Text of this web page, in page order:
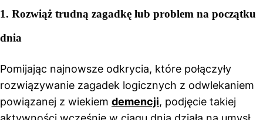
1. Rozwiąż trudną zagadkę lub problem na początku
dnia
Pomijając najnowsze odkrycia, które połączyły
rozwiązywanie zagadek logicznych z odwlekaniem
powiązanej z wiekiem demencji, podjęcie takiej